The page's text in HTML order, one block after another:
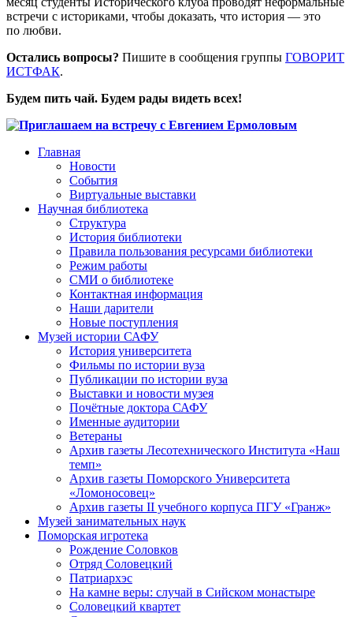
встречи с историками, чтобы доказать, что история — это
по любви.
Остались вопросы? Пишите в сообщения группы ГОВОРИТ
ИСТФАК.
Будем пить чай. Будем рады видеть всех!
Главная
Новости
События
Виртуальные выставки
Научная библиотека
Структура
История библиотеки
Правила пользования ресурсами библиотеки
Режим работы
СМИ о библиотеке
Контактная информация
Наши дарители
Новые поступления
Музей истории САФУ
История университета
Фильмы по истории вуза
Публикации по истории вуза
Выставки и новости музея
Почётные доктора САФУ
Именные аудитории
Ветераны
Архив газеты Лесотехнического Института «Наш
темп»
Архив газеты Поморского Университета
«Ломоносовец»
Архив газеты II учебного корпуса ПГУ «Гранж»
Музей занимательных наук
Поморская игротека
Рождение Соловков
Отряд Соловецкий
Патриархэс
На камне веры: случай в Сийском монастыре
Соловецкий квартет